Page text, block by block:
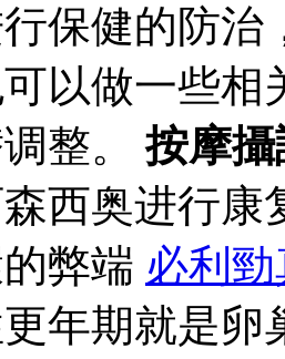
保健的防
以做一些
整。按摩
西奥进行
弊端 必利
年期就是